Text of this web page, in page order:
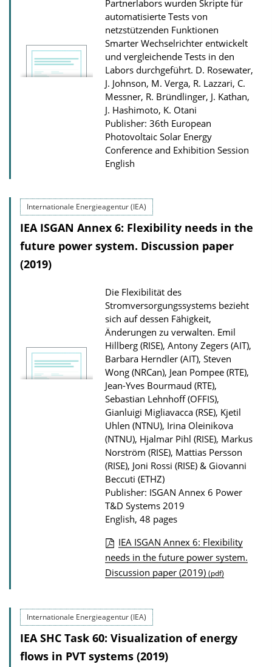
D
o
w
n
l
o
a
d
s
Partnerlabors wurden Skripte für
automatisierte Tests von
netzstützenden Funktionen
Smarter Wechselrichter entwickelt
und vergleichende Tests in den
Labors durchgeführt. D. Rosewater,
J. Johnson, M. Verga, R. Lazzari, C.
Messner, R. Bründlinger, J. Kathan,
J. Hashimoto, K. Otani
Publisher: 36th European
Photovoltaic Solar Energy
Conference and Exhibition Session
English
Internationale Energieagentur (IEA)
IEA ISGAN Annex 6: Flexibility needs in the
future power system. Discussion paper
(2019)
Die Flexibilität des
Stromversorgungssystems bezieht
sich auf dessen Fähigkeit,
Änderungen zu verwalten. Emil
Hillberg (RISE), Antony Zegers (AIT),
Barbara Herndler (AIT), Steven
Wong (NRCan), Jean Pompee (RTE),
Jean-Yves Bourmaud (RTE),
Sebastian Lehnhoff (OFFIS),
Gianluigi Migliavacca (RSE), Kjetil
Uhlen (NTNU), Irina Oleinikova
(NTNU), Hjalmar Pihl (RISE), Markus
Norström (RISE), Mattias Persson
(RISE), Joni Rossi (RISE) & Giovanni
Beccuti (ETHZ)
Publisher: ISGAN Annex 6 Power
T&D Systems 2019
English, 48 pages
P
u
l
i
c
a
IEA ISGAN Annex 6: Flexibility
needs in the future power system.
Discussion paper (2019) (pdf)
Internationale Energieagentur (IEA)
IEA SHC Task 60: Visualization of energy
flows in PVT systems (2019)